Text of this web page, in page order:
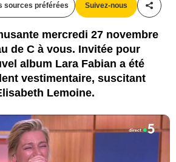
sources préférées Suivez-nous
mercredi 27 novembre
de C à vous. Invitée pour
album Lara Fabian a été
vestimentaire, suscitant
Lemoine.